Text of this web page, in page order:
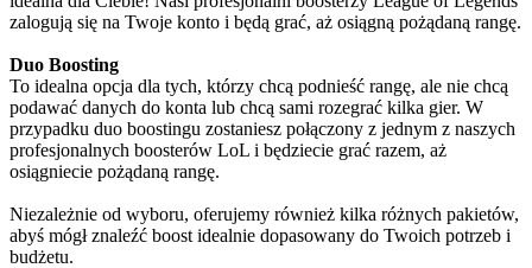
zalogują się na Twoje konto i będą grać, aż osiągną pożądaną rangę.
Duo Boosting
To idealna opcja dla tych, którzy chcą podnieść rangę, ale nie chcą
podawać danych do konta lub chcą sami rozegrać kilka gier. W
przypadku duo boostingu zostaniesz połączony z jednym z naszych
profesjonalnych boosterów LoL i będziecie grać razem, aż
osiągniecie pożądaną rangę.
Niezależnie od wyboru, oferujemy również kilka różnych pakietów,
abyś mógł znaleźć boost idealnie dopasowany do Twoich potrzeb i
budżetu.